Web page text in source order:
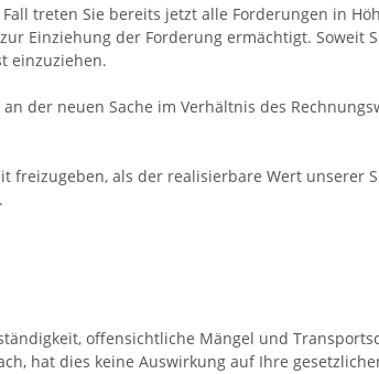
treten Sie bereits jetzt alle Forderungen in
Einziehung der Forderung ermächtigt. Soweit
einzuziehen.
der neuen Sache im Verhältnis des
als der realisierbare Wert unserer
offensichtliche Mängel und
hat dies keine Auswirkung auf Ihre